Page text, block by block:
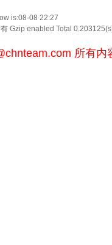
is:08-08 22:27
Gzip enabled Total
所有内